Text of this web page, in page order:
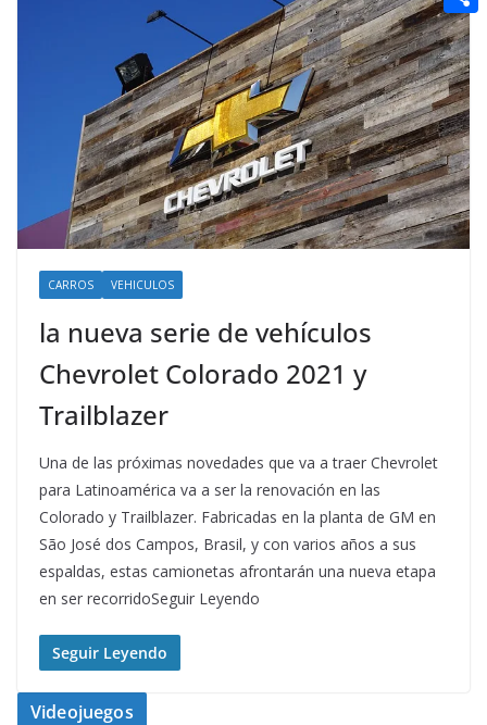
CARROS VEHICULOS
la nueva serie de vehículos
Chevrolet Colorado 2021 y
Trailblazer
Una de las próximas novedades que va a traer Chevrolet
para Latinoamérica va a ser la renovación en las
Colorado y Trailblazer. Fabricadas en la planta de GM en
São José dos Campos, Brasil, y con varios años a sus
espaldas, estas camionetas afrontarán una nueva etapa
en ser recorridoSeguir Leyendo
Seguir Leyendo
Videojuegos
n
g
e
r
e
r
e
r
e
s
t
a
i
l
e
d
d
i
t
C
o
m
p
a
r
t